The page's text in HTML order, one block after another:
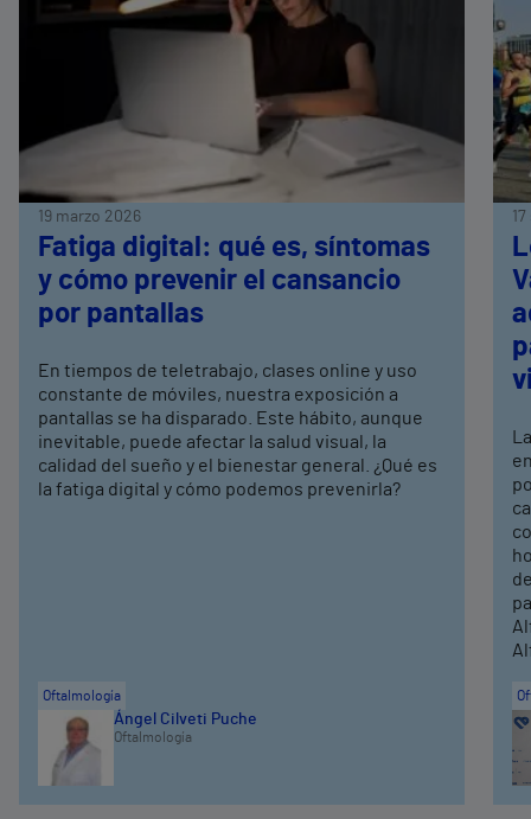
19 marzo 2026
Fatiga digital: qué es, síntomas
y cómo prevenir el cansancio
por pantallas
En tiempos de teletrabajo, clases online y uso
constante de móviles, nuestra exposición a
pantallas se ha disparado. Este hábito, aunque
inevitable, puede afectar la salud visual, la
calidad del sueño y el bienestar general. ¿Qué es
la fatiga digital y cómo podemos prevenirla?
Oftalmología
Ángel Cilveti Puche
Oftalmología